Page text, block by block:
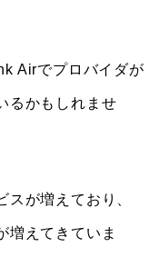
Airでプロバイダが
るかもしれませ
が増えており、
増えてきていま